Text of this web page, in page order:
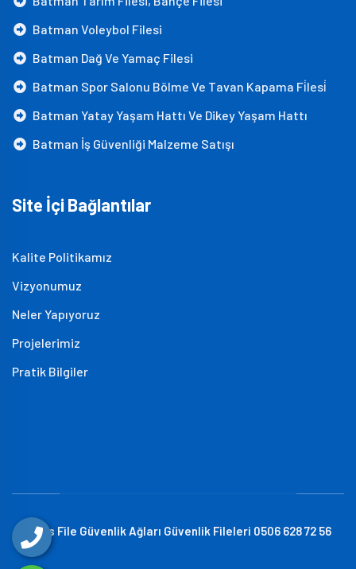
Batman Voleybol Filesi
Batman Dağ Ve Yamaç Filesi
Batman Spor Salonu Bölme Ve Tavan Kapama Fi̇lesi̇
Batman Yatay Yaşam Hattı Ve Dikey Yaşam Hattı
Batman İş Güvenliği Malzeme Satışı
Site İçi Bağlantılar
Kalite Politikamız
Vizyonumuz
Neler Yapıyoruz
Projelerimiz
Pratik Bilgiler
Atlas File Güvenlik Ağları Güvenlik Fileleri 0506 628 72 56